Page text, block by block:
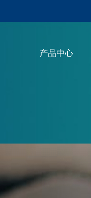
产品中心